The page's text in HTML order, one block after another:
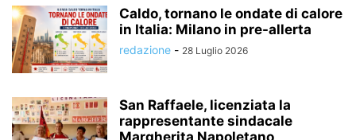
Caldo, tornano le ondate di calore
in Italia: Milano in pre-allerta
redazione - 28 Luglio 2026
San Raffaele, licenziata la
rappresentante sindacale
Margherita Napoletano